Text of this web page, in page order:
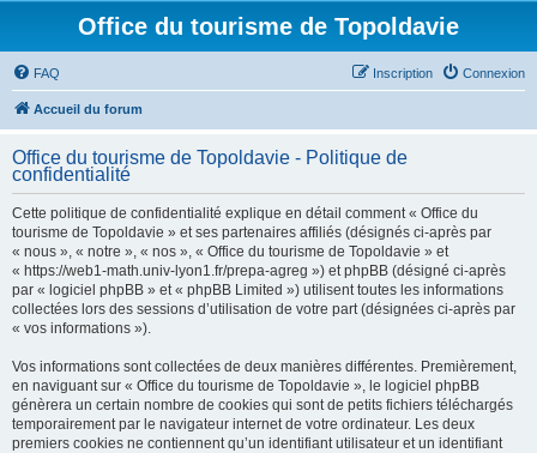
Office du tourisme de Topoldavie
FAQ Connexion
Inscription
Accueil du forum
Office du tourisme de Topoldavie - Politique de
confidentialité
Cette politique de confidentialité explique en détail comment « Office du
tourisme de Topoldavie » et ses partenaires affiliés (désignés ci-après par
« nous », « notre », « nos », « Office du tourisme de Topoldavie » et
« https://web1-math.univ-lyon1.fr/prepa-agreg ») et phpBB (désigné ci-après
par « logiciel phpBB » et « phpBB Limited ») utilisent toutes les informations
collectées lors des sessions d’utilisation de votre part (désignées ci-après par
« vos informations »).
Vos informations sont collectées de deux manières différentes. Premièrement,
en naviguant sur « Office du tourisme de Topoldavie », le logiciel phpBB
génèrera un certain nombre de cookies qui sont de petits fichiers téléchargés
temporairement par le navigateur internet de votre ordinateur. Les deux
premiers cookies ne contiennent qu’un identifiant utilisateur et un identifiant